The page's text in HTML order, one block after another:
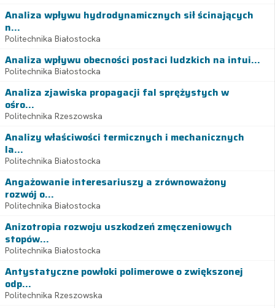
Analiza wpływu hydrodynamicznych sił ścinających
n...
Politechnika Białostocka
Analiza wpływu obecności postaci ludzkich na intui...
Politechnika Białostocka
Analiza zjawiska propagacji fal sprężystych w
ośro...
Politechnika Rzeszowska
Analizy właściwości termicznych i mechanicznych
la...
Politechnika Białostocka
Angażowanie interesariuszy a zrównoważony
rozwój o...
Politechnika Białostocka
Anizotropia rozwoju uszkodzeń zmęczeniowych
stopów...
Politechnika Białostocka
Antystatyczne powłoki polimerowe o zwiększonej
odp...
Politechnika Rzeszowska